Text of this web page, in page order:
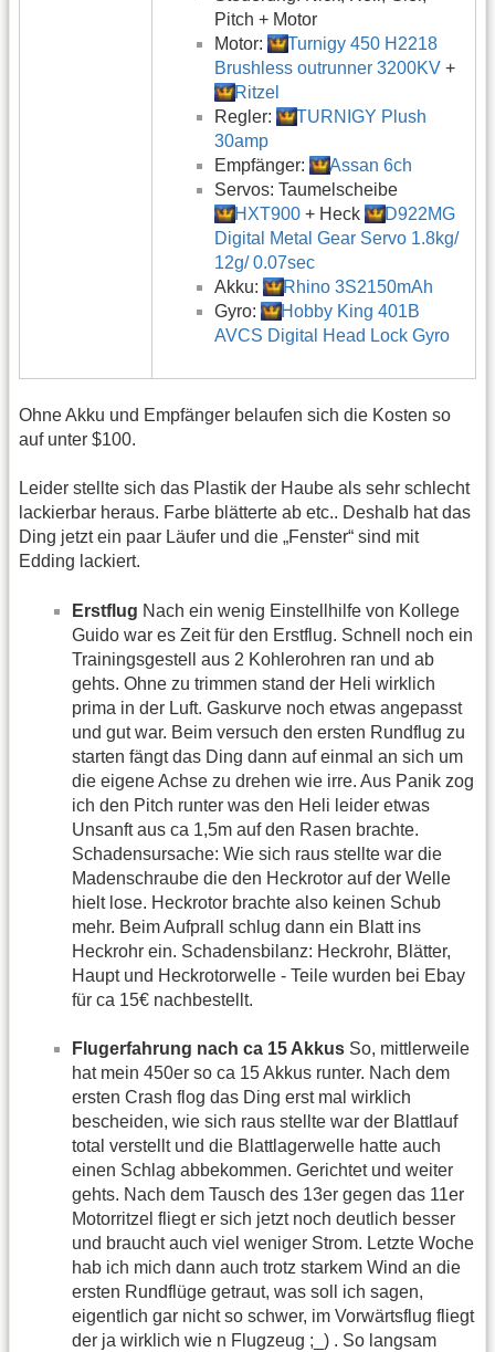
Pitch + Motor
Motor:
Turnigy 450 H2218
Brushless outrunner 3200KV +
Ritzel
Regler:
TURNIGY Plush
30amp
Empfänger:
Assan 6ch
Servos: Taumelscheibe
HXT900 + Heck
D922MG
Digital Metal Gear Servo 1.8kg/
12g/ 0.07sec
Akku:
Rhino 3S2150mAh
Gyro:
Hobby King 401B
AVCS Digital Head Lock Gyro
Ohne Akku und Empfänger belaufen sich die Kosten so
auf unter $100.
Leider stellte sich das Plastik der Haube als sehr schlecht
lackierbar heraus. Farbe blätterte ab etc.. Deshalb hat das
Ding jetzt ein paar Läufer und die „Fenster“ sind mit
Edding lackiert.
Erstflug Nach ein wenig Einstellhilfe von Kollege
Guido war es Zeit für den Erstflug. Schnell noch ein
Trainingsgestell aus 2 Kohlerohren ran und ab
gehts. Ohne zu trimmen stand der Heli wirklich
prima in der Luft. Gaskurve noch etwas angepasst
und gut war. Beim versuch den ersten Rundflug zu
starten fängt das Ding dann auf einmal an sich um
die eigene Achse zu drehen wie irre. Aus Panik zog
ich den Pitch runter was den Heli leider etwas
Unsanft aus ca 1,5m auf den Rasen brachte.
Schadensursache: Wie sich raus stellte war die
Madenschraube die den Heckrotor auf der Welle
hielt lose. Heckrotor brachte also keinen Schub
mehr. Beim Aufprall schlug dann ein Blatt ins
Heckrohr ein. Schadensbilanz: Heckrohr, Blätter,
Haupt und Heckrotorwelle - Teile wurden bei Ebay
für ca 15€ nachbestellt.
Flugerfahrung nach ca 15 Akkus So, mittlerweile
hat mein 450er so ca 15 Akkus runter. Nach dem
ersten Crash flog das Ding erst mal wirklich
bescheiden, wie sich raus stellte war der Blattlauf
total verstellt und die Blattlagerwelle hatte auch
einen Schlag abbekommen. Gerichtet und weiter
gehts. Nach dem Tausch des 13er gegen das 11er
Motorritzel fliegt er sich jetzt noch deutlich besser
und braucht auch viel weniger Strom. Letzte Woche
hab ich mich dann auch trotz starkem Wind an die
ersten Rundflüge getraut, was soll ich sagen,
eigentlich gar nicht so schwer, im Vorwärtsflug fliegt
der ja wirklich wie n Flugzeug ;_) . So langsam